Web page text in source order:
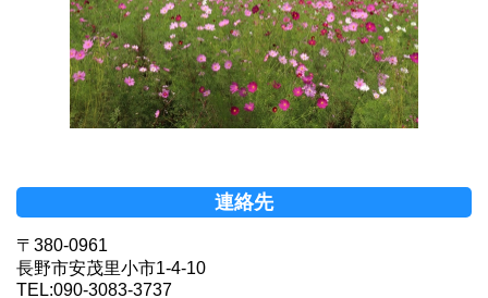
連絡先
〒380-0961
長野市安茂里小市1-4-10
TEL:090-3083-3737